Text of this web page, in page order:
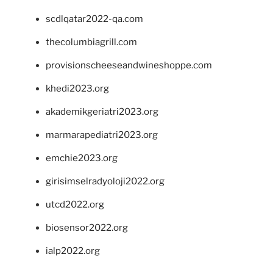
scdlqatar2022-qa.com
thecolumbiagrill.com
provisionscheeseandwineshoppe.com
khedi2023.org
akademikgeriatri2023.org
marmarapediatri2023.org
emchie2023.org
girisimselradyoloji2022.org
utcd2022.org
biosensor2022.org
ialp2022.org